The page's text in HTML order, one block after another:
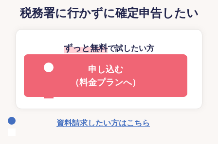
税務署に行かずに確定申告したい
ずっと無料で試したい方
申し込む
（料金プランへ）
資料請求したい方はこちら